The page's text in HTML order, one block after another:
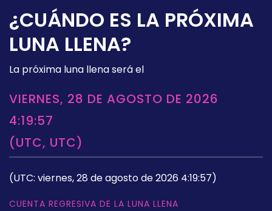
¿CUÁNDO ES LA PRÓXIMA
LUNA LLENA?
La próxima luna llena será el
VIERNES, 28 DE AGOSTO DE 2026
4:19:57
(UTC, UTC)
(UTC: viernes, 28 de agosto de 2026 4:19:57)
CUENTA REGRESIVA DE LA LUNA LLENA